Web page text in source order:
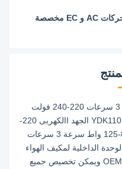
محرك لفائف مروحة غير متزامن 3 سرعات 220-240 فولت
المعايير الفنية: رقم الموديل: سلسلة YDK110 الجهد االكهربى 220-
240 فولت تكرر 50/60 هرتز قوة 8-125 واط سرعة 3 سرعات
الداخلية لمكيف الهواء
الخ. ملاحظة: يمكن تقديم OEM / ODM ويمكن تخصيص جميع